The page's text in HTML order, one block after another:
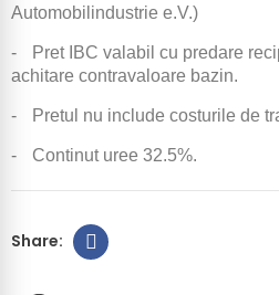
Automobilindustrie e.V.)
-
Pret IBC valabil cu predare
achitare contravaloare bazin.
- Pretul nu include costurile de
- Continut uree 32.5%.